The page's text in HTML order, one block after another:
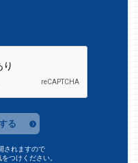
る
されますので
つけください。